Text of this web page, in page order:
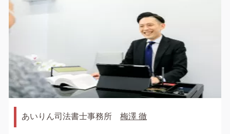
あいりん司法書士事務所 梅澤 徹